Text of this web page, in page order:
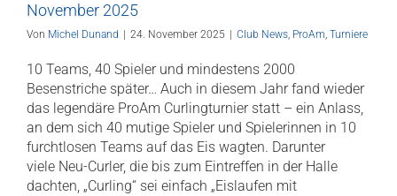
November 2025
Von Michel Dunand 24. November 2025 Club News, ProAm, Turniere
10 Teams, 40 Spieler und mindestens 2000
Besenstriche später… Auch in diesem Jahr fand wieder
das legendäre ProAm Curlingturnier statt – ein Anlass,
an dem sich 40 mutige Spieler und Spielerinnen in 10
furchtlosen Teams auf das Eis wagten. Darunter
viele Neu-Curler, die bis zum Eintreffen in der Halle
dachten, „Curling“ sei einfach „Eislaufen mit